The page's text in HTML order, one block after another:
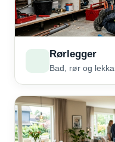
Rørlegger
Bad, rør og